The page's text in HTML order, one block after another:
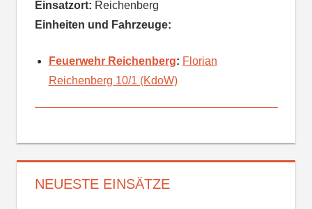
Einsatzort: Reichenberg
Einheiten und Fahrzeuge:
Feuerwehr Reichenberg: Florian
Reichenberg 10/1 (KdoW)
NEUESTE EINSÄTZE